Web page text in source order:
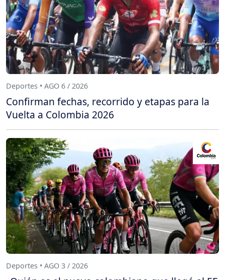
Deportes • AGO 6 / 2026
Confirman fechas, recorrido y etapas para la
Vuelta a Colombia 2026
Deportes • AGO 3 / 2026